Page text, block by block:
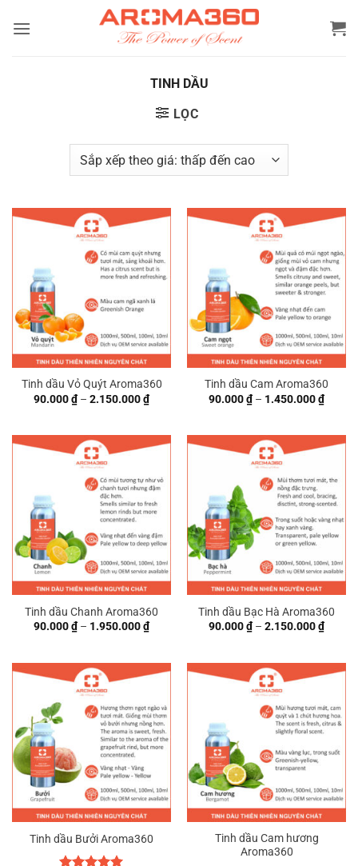
qua
TINH DẦU
LỌC
Tinh dầu Vỏ Quýt Aroma360
90.000₫ – 2.150.000₫Khoảng
giá:
đến
2.150.000 ₫
Tinh dầu Cam Aroma360
90.000₫ – 1.450.000₫
giá:
đến
Tinh dầu Chanh Aroma360
90.000₫ – 1.950.000₫Khoảng
giá:
đến
1.950.000 ₫
Tinh dầu Bạc Hà Aroma360
90.000₫ – 2.150.000₫
giá:
đến
Tinh dầu Bưởi Aroma360
Tinh dầu Cam hương
Aroma360